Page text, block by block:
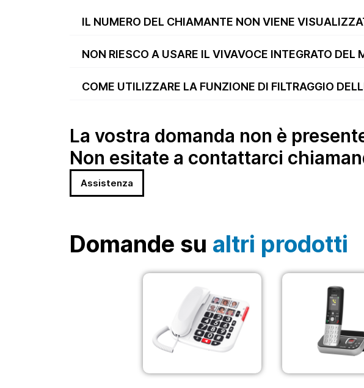
IL NUMERO DEL CHIAMANTE NON VIENE
NON RIESCO A USARE IL VIVAVOCE INTEGRATO DEL
COME UTILIZZARE LA FUNZIONE DI FILTRAGGIO
La vostra domanda non è
Non esitate a contattarci
Assistenza
Domande su altri prodotti